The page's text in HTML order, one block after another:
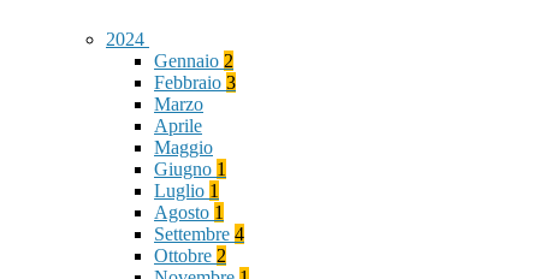
2024
Gennaio 2
Febbraio 3
Marzo
Aprile
Maggio
Giugno 1
Luglio 1
Agosto 1
Settembre 4
Ottobre 2